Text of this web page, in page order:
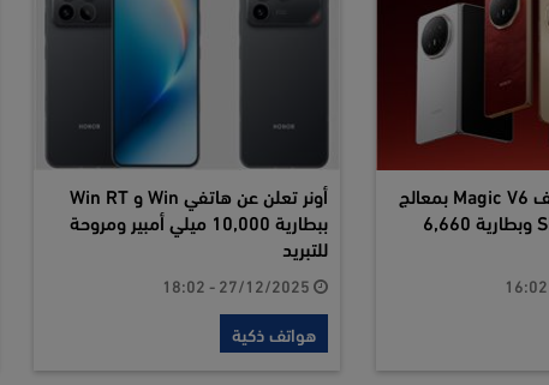
أونر تعلن عن هاتف Magic V6 بمعالج
SD 8 Elite Gen 5 وبطارية 6,660
أونر تعلن عن هاتفي Win و Win RT
ببطارية 10,000 ميلي أمبير ومروحة
للتبريد
هواتف ذكية